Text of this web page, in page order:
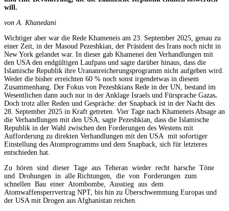
will.
von A. Khanedani
Wichtiger aber war die Rede Khameneis am 23. September 2025, genau zu
einer Zeit, in der Masoud Pezeshkian, der Präsident des Irans noch nicht in
New York gelandet war. In dieser gab Khamenei den Verhandlungen mit
den USA den endgültigen Laufpass und sagte darüber hinaus, dass die
Islamische Republik ihre Urananreicherungsprogramm nicht aufgeben wird.
Weder die bisher erreichten 60 % noch sonst irgendetwas in diesem
Zusammenhang. Der Fokus von Pezeshkians Rede in der UN, bestand im
Wesentlichen dann auch nur in der Anklage Israels und Fürsprache Gazas.
Doch trotz aller Reden und Gespräche: der Snapback ist in der Nacht des
28. September 2025 in Kraft getreten. Vier Tage nach Khameneis Absage an
die Verhandlungen mit den USA, sagte Pezeshkian, dass die Islamische
Republik in der Wahl zwischen den Forderungen des Westens mit
Aufforderung zu direkten Verhandlungen mit den USA mit sofortiger
Einstellung des Atomprogramms und dem Snapback, sich für letzteres
entschieden hat.
Zu hören sind dieser Tage aus Teheran wieder recht harsche Töne
und Drohungen in alle Richtungen, die von Forderungen zum
schnellen Bau einer Atombombe, Ausstieg aus dem
Atomwaffensperrvertrag NPT, bis hin zu Überschwemmung Europas und
der USA mit Drogen aus Afghanistan reichen.